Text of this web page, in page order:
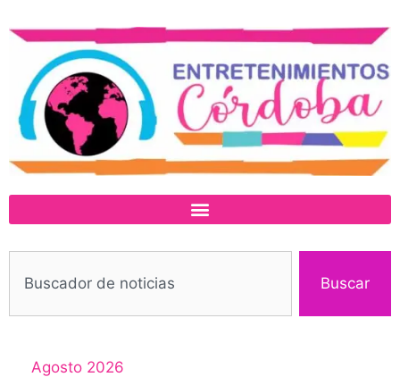
Buscar
Agosto 2026